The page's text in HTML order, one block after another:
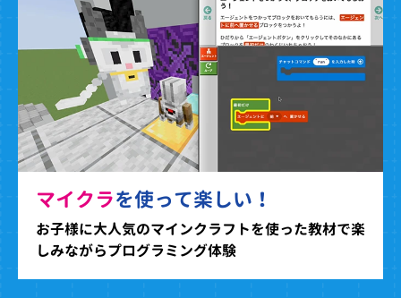
マイクラを使って楽しい！
お子様に大人気のマインクラフトを使った教材で楽
しみながらプログラミング体験